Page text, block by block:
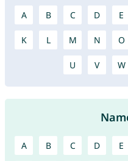
A B C D E
K L M N O
U V W
A B C D E